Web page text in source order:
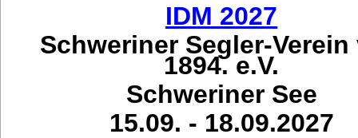
IDM 2027
Schweriner Segler-Verein
1894. e.V.
Schweriner See
15.09. - 18.09.2027